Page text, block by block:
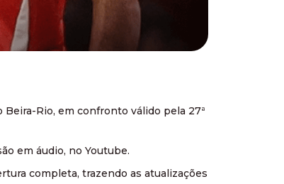
Beira-Rio, em confronto válido pela 27ª
em áudio, no Youtube.
completa, trazendo as atualizações